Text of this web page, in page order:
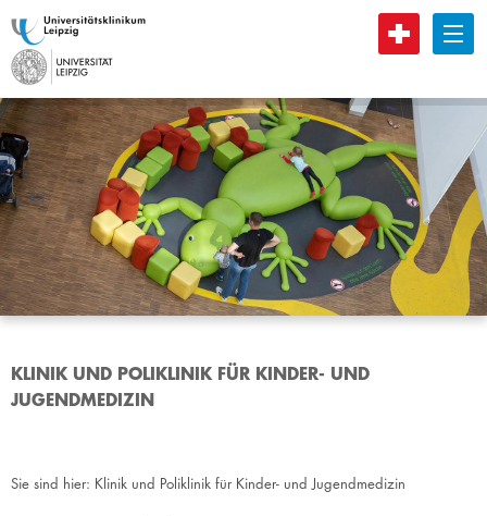
B
KLINIK UND POLIKLINIK FÜR KINDER- UND
JUGENDMEDIZIN
Sie sind hier: Klinik und Poliklinik für Kinder- und Jugendmedizin